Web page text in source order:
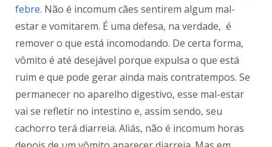
febre. Não é incomum cães sentirem algum mal-
estar e vomitarem. É uma defesa, na verdade, é
remover o que está incomodando. De certa forma,
vômito é até desejável porque expulsa o que está
ruim e que pode gerar ainda mais contratempos. Se
permanecer no aparelho digestivo, esse mal-estar
vai se refletir no intestino e, assim sendo, seu
cachorro terá diarreia. Aliás, não é incomum horas